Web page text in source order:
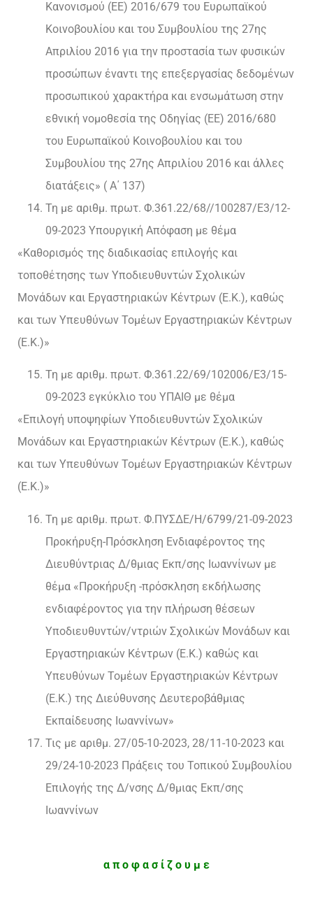
Κανονισμού (ΕΕ) 2016/679 του Ευρωπαϊκού
Κοινοβουλίου και του Συμβουλίου της 27ης
Απριλίου 2016 για την προστασία των φυσικών
προσώπων έναντι της επεξεργασίας δεδομένων
προσωπικού χαρακτήρα και ενσωμάτωση στην
εθνική νομοθεσία της Οδηγίας (ΕΕ) 2016/680
του Ευρωπαϊκού Κοινοβουλίου και του
Συμβουλίου της 27ης Απριλίου 2016 και άλλες
διατάξεις» ( Α΄ 137)
Τη με αριθμ. πρωτ. Φ.361.22/68//100287/Ε3/12-
09-2023 Υπουργική Απόφαση με θέμα
«Καθορισμός της διαδικασίας επιλογής και
τοποθέτησης των Υποδιευθυντών Σχολικών
Μονάδων και Εργαστηριακών Κέντρων (Ε.Κ.), καθώς
και των Υπευθύνων Τομέων Εργαστηριακών Κέντρων
(Ε.Κ.)»
Τη με αριθμ. πρωτ. Φ.361.22/69/102006/E3/15-
09-2023 εγκύκλιο του ΥΠΑΙΘ με θέμα
«Επιλογή υποψηφίων Υποδιευθυντών Σχολικών
Μονάδων και Εργαστηριακών Κέντρων (Ε.Κ.), καθώς
και των Υπευθύνων Τομέων Εργαστηριακών Κέντρων
(Ε.Κ.)»
Τη με αριθμ. πρωτ. Φ.ΠΥΣΔΕ/Η/6799/21-09-2023
Προκήρυξη-Πρόσκληση Ενδιαφέροντος της
Διευθύντριας Δ/θμιας Εκπ/σης Ιωαννίνων με
θέμα «Προκήρυξη -πρόσκληση εκδήλωσης
ενδιαφέροντος για την πλήρωση θέσεων
Υποδιευθυντών/ντριών Σχολικών Μονάδων και
Εργαστηριακών Κέντρων (Ε.Κ.) καθώς και
Υπευθύνων Τομέων Εργαστηριακών Κέντρων
(Ε.Κ.) της Διεύθυνσης Δευτεροβάθμιας
Εκπαίδευσης Ιωαννίνων»
Τις με αριθμ. 27/05-10-2023, 28/11-10-2023 και
29/24-10-2023 Πράξεις του Τοπικού Συμβουλίου
Επιλογής της Δ/νσης Δ/θμιας Εκπ/σης
Ιωαννίνων
α π ο φ α σ ί ζ ο υ μ ε